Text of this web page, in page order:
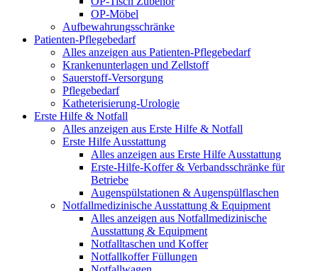
OP-Möbel
Aufbewahrungsschränke
Patienten-Pflegebedarf
Alles anzeigen aus Patienten-Pflegebedarf
Krankenunterlagen und Zellstoff
Sauerstoff-Versorgung
Pflegebedarf
Katheterisierung-Urologie
Erste Hilfe & Notfall
Alles anzeigen aus Erste Hilfe & Notfall
Erste Hilfe Ausstattung
Alles anzeigen aus Erste Hilfe Ausstattung
Erste‑Hilfe‑Koffer & Verbandsschränke für
Betriebe
Augenspülstationen & Augenspülflaschen
Notfallmedizinische Ausstattung & Equipment
Alles anzeigen aus Notfallmedizinische
Ausstattung & Equipment
Notfalltaschen und Koffer
Notfallkoffer Füllungen